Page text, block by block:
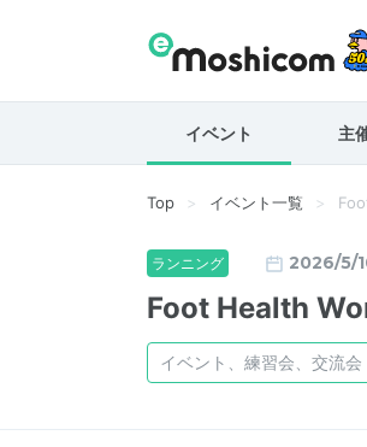
イベント 主
Top イベント一覧
ランニング 2026/5/
Foot Health
イベント、練習会、交流